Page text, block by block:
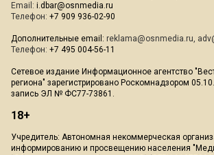
Email: i.dbar@osnmedia.ru
Телефон: +7 909 936-02-90
Дополнительные email: reklama@osnmedia.ru,
Телефон: +7 495 004-56-11
Сетевое издание Информационное агентство
региона" зарегистрировано Роскомнадзором
запись ЭЛ № ФС77-73861.
18+
Учредитель: Автономная некоммерческая
информированию и просвещению населения